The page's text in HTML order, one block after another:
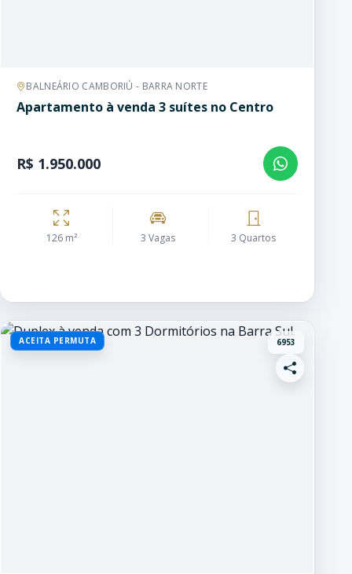
BALNEÁRIO CAMBORIÚ - BARRA NORTE
Apartamento à venda 3 suítes no Centro
R$ 1.950.000
126 m² 3 Vagas 3 Quartos
ACEITA PERMUTA 6953